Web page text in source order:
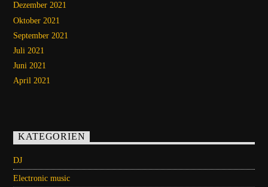
Dezember 2021
Oktober 2021
September 2021
Juli 2021
Juni 2021
April 2021
KATEGORIEN
DJ
Electronic music